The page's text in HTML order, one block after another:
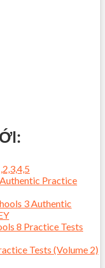
Practice
3 Authentic
8 Practice Tests
Tests (Volume 2)